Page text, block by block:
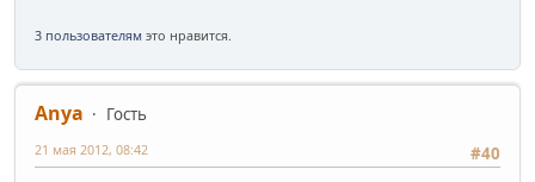
3 пользователям это нравится.
Anya
Гость
#40
21 мая 2012, 08:42